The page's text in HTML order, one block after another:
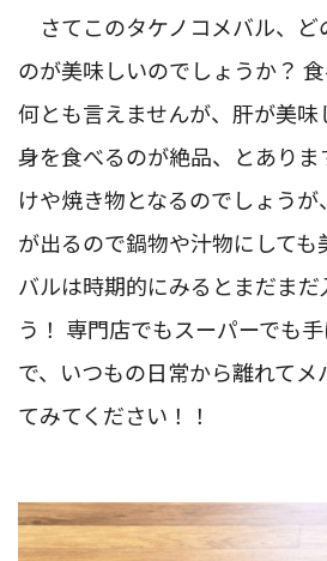
さてこのタケノコメバル、ど
のが美味しいのでしょうか？
何とも言えませんが、肝が美
身を食べるのが絶品、とあり
けや焼き物となるのでしょう
が出るので鍋物や汁物にしても
バルは時期的にみるとまだまだ
う！ 専門店でもスーパーでも
で、いつもの日常から離れて
てみてください！！